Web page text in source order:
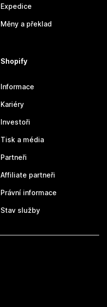
Expedice
Měny a překlad
Shopify
Informace
Kariéry
Investoři
Tisk a média
Partneři
Affiliate partneři
Právní informace
Stav služby